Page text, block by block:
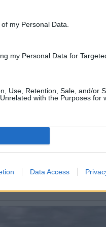
my Personal Data.
my Personal Data for
Use, Retention, Sale, and/or
with the Purposes for
Data Access
τη μάσκα
πρίν
μεγαλύτερη
μας κρέμα και